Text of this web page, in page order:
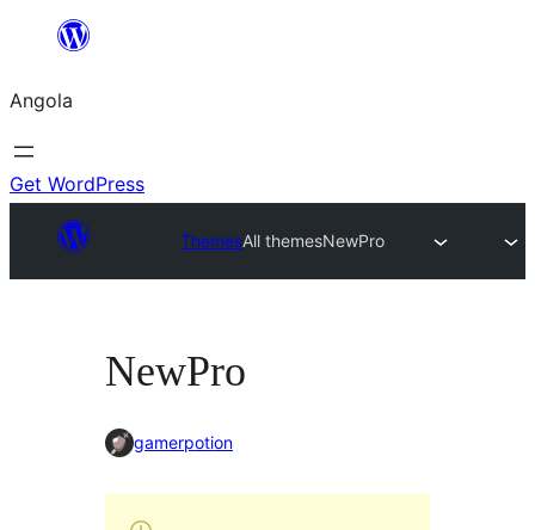
Saltar
o
conteúdo
Angola
Get WordPress
ThemesAll themesNewPro
NewPro
gamerpotion